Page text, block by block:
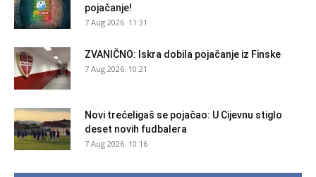
pojačanje!
7 Aug 2026. 11:31
ZVANIČNO: Iskra dobila pojačanje iz Finske
7 Aug 2026. 10:21
Novi trećeligaš se pojačao: U Cijevnu stiglo
deset novih fudbalera
7 Aug 2026. 10:16